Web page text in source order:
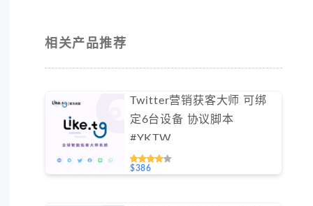
相关产品推荐
Twitter营销获客大师 可绑
定6台设备 协议脚本
#YKTW
$386